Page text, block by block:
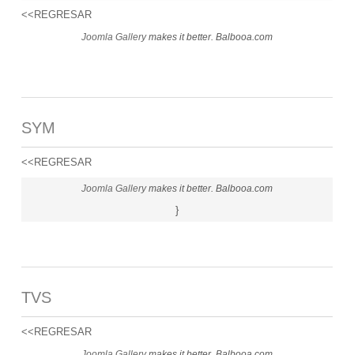
<<REGRESAR
Joomla Gallerymakes it better. Balbooa.com
SYM
<<REGRESAR
Joomla Gallerymakes it better. Balbooa.com
}
TVS
<<REGRESAR